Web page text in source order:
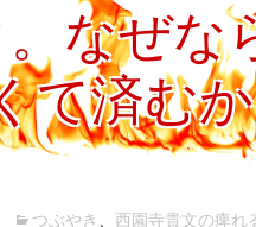
なぜな
て済む
つぶやき 西園寺貴文の痺れ